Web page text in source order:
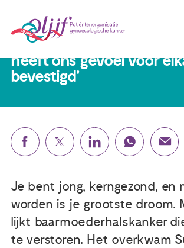
Nieuws
Gynaecologische kankers
Leven met/na kanker
Steun ons
Susan (34): 'Mijn ziekte en
traject rondom de
heeft ons gevoel voor
bevestigd'
Je bent jong, kerngezond, en
worden is je grootste droom.
lijkt baarmoederhalskanker
te verstoren. Het overkwam